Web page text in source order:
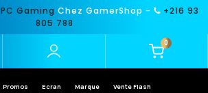
PC Gaming Chez GamerShop -
+216 93
805 788
0
Promos Ecran Marque Vente Flash